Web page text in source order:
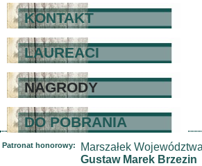
KONTAKT
LAUREACI
NAGRODY
DO POBRANIA
Patronat honorowy:
Marszałek
Gustaw Marek Brzezin